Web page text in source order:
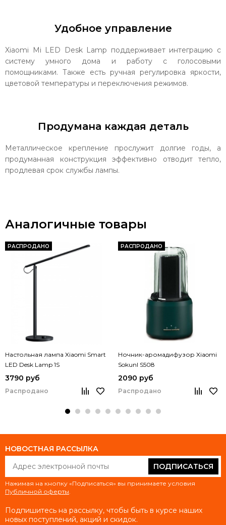
Удобное управление
Xiaomi Mi LED Desk Lamp поддерживает интеграцию с
систему умного дома и работу с голосовыми
помощниками. Также есть ручная регулировка яркости,
цветовой температуры и переключения режимов.
Продумана каждая деталь
Металлическое крепление прослужит долгие годы, а
продуманная конструкция эффективно отводит тепло,
продлевая срок службы лампы.
Аналогичные товары
РАСПРОДАНО
Настольная лампа Xiaomi Smart
LED Desk Lamp 1S
(MJTD01SSJNYL)
3790 руб
Распродано
РАСПРОДАНО
Ночник-аромадифузор Xiaomi
Sokunl S508
2090 руб
Распродано
НОВОСТНАЯ РАССЫЛКА
ПОДПИСАТЬСЯ
Нажимая на кнопку «Подписаться» вы принимаете условия
Публичной оферты.
Подпишитесь на рассылку, чтобы быть в курсе наших
новых поступлений, акций и скидок.